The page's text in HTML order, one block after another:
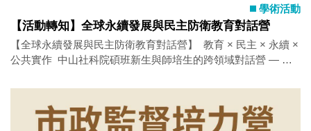
學術活動
【活動轉知】全球永續發展與民主防衛教育對話營
【全球永續發展與民主防衛教育對話營】 教育 × 民主 × 永續 ×
公共實作 中山社科院碩班新生與師培生的跨領域對話營 — 在
「教育」如何成為民主防衛的第一線。 這是一場為未來教育者
打造的行動對話， 邀請你一同思考、設計、實踐民主教育的可
能！ — 講座亮點 邀請中山社科院教師授課，從政治、社會、經